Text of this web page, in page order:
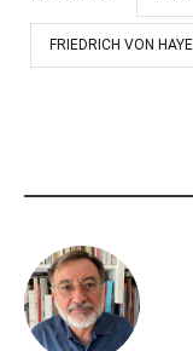
FRIEDRICH VON